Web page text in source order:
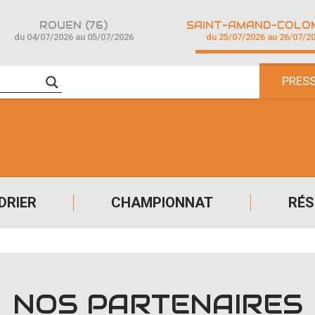
CHAMPIONNAT
ROUEN (76)
du 04/07/2026 au 05/07/2026 du 25/07/2026 au 26/07/
NOS PARTENAIRES